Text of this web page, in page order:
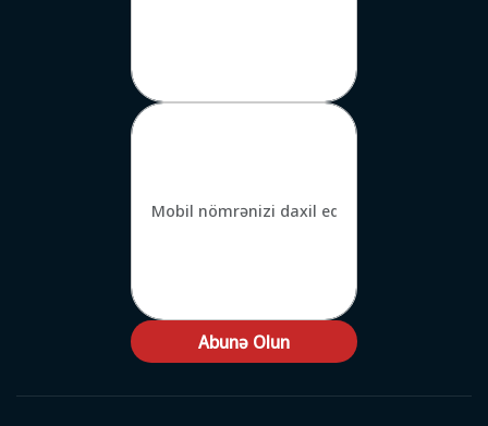
Abunə Olun